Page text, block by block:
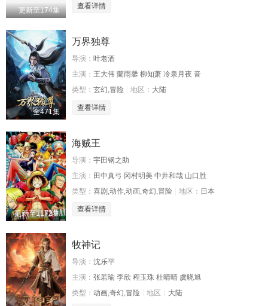
更新至174集 查看详情
全471集
万界独尊
导演： 叶老酒
主演： 王大伟 蘭雨馨 柳知萧 冷泉月夜 音
类型： 玄幻,冒险 地区： 大陆
查看详情
更新至1172集
海贼王
导演： 宇田钢之助
主演： 田中真弓 冈村明美 中井和哉 山口胜
类型： 喜剧,动作,动画,奇幻,冒险 地区： 日本
查看详情
牧神记
导演： 沈乐平
主演： 张若瑜 李欣 程玉珠 杜晴晴 虞晓旭
类型： 动画,奇幻,冒险 地区： 大陆